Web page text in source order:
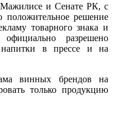
и Сенате РК, с
положительное решение
товарного знака и
разрешено
напитки в прессе и на
винных брендов на
только продукцию